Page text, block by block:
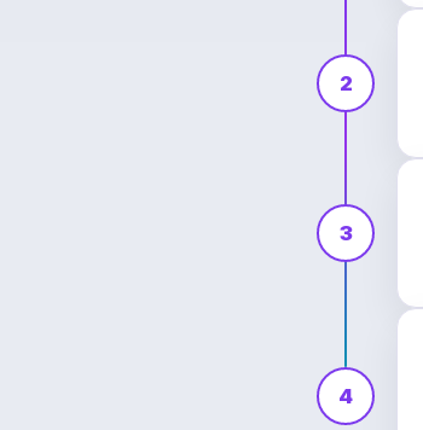
2
3
4